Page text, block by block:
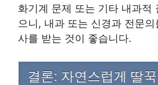
화기계 문제 또는 기타 내과적
으니, 내과 또는 신경과 전문
사를 받는 것이 좋습니다.
결론: 자연스럽게 딸